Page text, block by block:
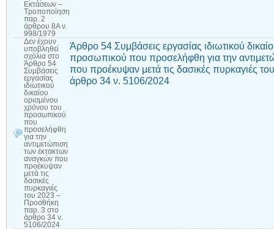
Εκτάσεων –
Τροποποίηση
παρ. 2
άρθρου 8Α ν.
998/1979
Δεν έχουν
υποβληθεί
σχόλια στο
Άρθρο 54
Συμβάσεις
εργασίας
ιδιωτικού
δικαίου
ορισμένου
χρόνου του
προσωπικού
που
προσελήφθη
για την
αντιμετώπιση
των έκτακτων
αναγκών που
προέκυψαν
μετά τις
δασικές
πυρκαγιές
του 2023 –
Προσθήκη
παρ. 3 στο
άρθρο 34 ν.
5106/2024
Άρθρο 54 Συμβάσεις εργασίας ιδιωτικού
προσωπικού που προσελήφθη για την
που προέκυψαν μετά τις δασικές πυρκαγιές
άρθρο 34 ν. 5106/2024